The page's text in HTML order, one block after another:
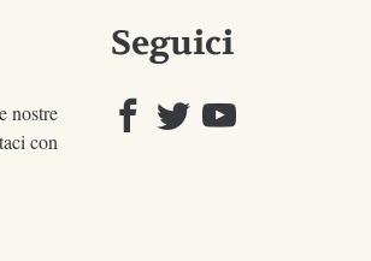
nostre
con
Seguici